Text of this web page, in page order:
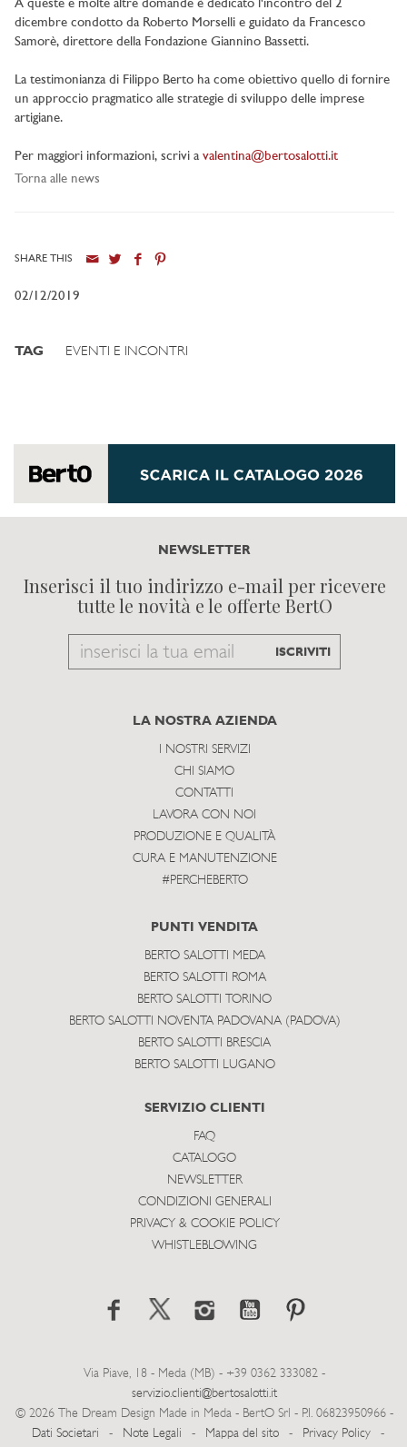
A queste e molte altre domande è dedicato l'incontro del 2
dicembre condotto da Roberto Morselli e guidato da Francesco
Samorè, direttore della Fondazione Giannino Bassetti.
La testimonianza di Filippo Berto ha come obiettivo quello di fornire
un approccio pragmatico alle strategie di sviluppo delle imprese
artigiane.
Per maggiori informazioni, scrivi a valentina@bertosalotti.it
Torna alle news
SHARE THIS
02/12/2019
TAG EVENTI E INCONTRI
NEWSLETTER
Inserisci il tuo indirizzo e-mail per ricevere
tutte le novità e le offerte BertO
Email
subscribe
ISCRIVITI
LA NOSTRA AZIENDA
I NOSTRI SERVIZI
CHI SIAMO
CONTATTI
LAVORA CON NOI
PRODUZIONE E QUALITÀ
CURA E MANUTENZIONE
#PERCHEBERTO
PUNTI VENDITA
BERTO SALOTTI MEDA
BERTO SALOTTI ROMA
BERTO SALOTTI TORINO
BERTO SALOTTI NOVENTA PADOVANA (PADOVA)
BERTO SALOTTI BRESCIA
BERTO SALOTTI LUGANO
SERVIZIO CLIENTI
FAQ
CATALOGO
NEWSLETTER
CONDIZIONI GENERALI
PRIVACY & COOKIE POLICY
WHISTLEBLOWING
Via Piave, 18 - Meda (MB) - +39 0362 333082 -
servizio.clienti@bertosalotti.it
© 2026 The Dream Design Made in Meda - BertO Srl - P.I. 06823950966 -
Dati Societari
- Note Legali - Mappa del sito - Privacy Policy
-